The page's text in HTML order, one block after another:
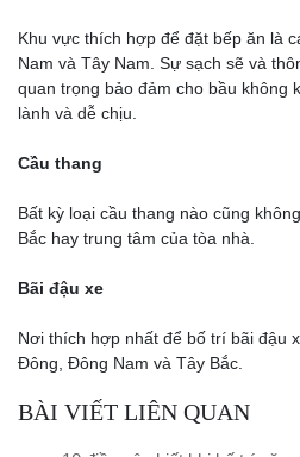
Khu vực thích hợp để đặt bếp ăn là
Nam và Tây Nam. Sự sạch sẽ và
quan trọng bảo đảm cho bầu không
lành và dễ chịu.
Cầu thang
Bất kỳ loại cầu thang nào cũng
Bắc hay trung tâm của tòa nhà.
Bãi đậu xe
Nơi thích hợp nhất để bố trí bãi đậu
Đông, Đông Nam và Tây Bắc.
BÀI VIẾT LIÊN QUAN